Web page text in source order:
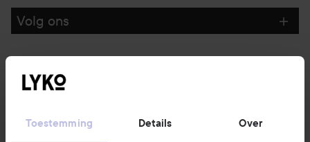
Toestemming Details Over
Volg ons
Informatie